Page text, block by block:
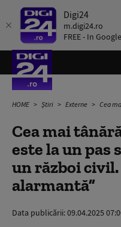
Digi24
m.digi24.ro
FREE - In
HOME Știri Externe Cea mai
Cea mai
este la un pas
un război
alarmantă”
Data publicării:09.04.2025